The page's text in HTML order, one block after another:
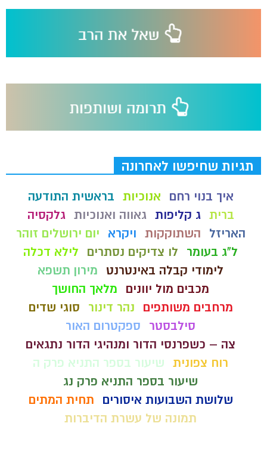
תגיות שחיפשו לאחרונה
איך בנוי רחם אנוכיות בראשית התודעה
ברית ג קליפות גאווה ואנוכיות גלקסיה
האריזל
השתוקקות ויקרא
יום ירושלים זוהר
ל"ג בעומר
לו צדיקים נסתרים לילא דכלה
לימודי קבלה באינטרנט
מירון תשפא
מכבים מול יוונים
מלאך החושך
מרחבים משותפים
נהר דינור
סוגי שדים
סילבסטר
ספקטרום האור
צה – כשפרנסי הדור ומנהיגי הדור נתגאים
רוח צפונית שיעור בספר התניא פרק ה
שיעור בספר התניא פרק נג
שלושת השבועות איסורים
תחית המתים
תמונה של עשרת הדיברות